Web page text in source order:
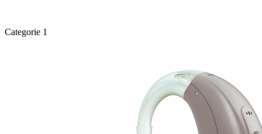
Categorie 1